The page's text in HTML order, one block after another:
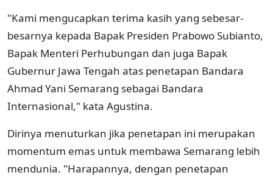
"Kami mengucapkan terima kasih yang sebesar-
besarnya kepada Bapak Presiden Prabowo Subianto,
Bapak Menteri Perhubungan dan juga Bapak
Gubernur Jawa Tengah atas penetapan Bandara
Ahmad Yani Semarang sebagai Bandara
Internasional," kata Agustina.
Dirinya menuturkan jika penetapan ini merupakan
momentum emas untuk membawa Semarang lebih
mendunia. "Harapannya, dengan penetapan